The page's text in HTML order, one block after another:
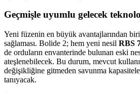
Geçmişle uyumlu gelecek
Yeni füzenin en büyük avantajlarından
sağlaması. Bolide 2; hem yeni nesil RBS
de orduların envanterinde bulunan eski
ateşlenebilecek. Bu durum, mevcut
değişikliğine gitmeden savunma
tanıyacak.